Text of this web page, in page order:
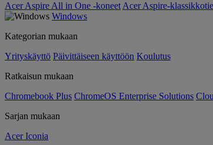
Acer Aspire All in One -koneet Acer Aspire-
Windows
Kategorian mukaan
Yrityskäyttö Päivittäiseen käyttöön Koulutus
Ratkaisun mukaan
Chromebook Plus ChromeOS Enterprise Solutions
Sarjan mukaan
Acer Iconia